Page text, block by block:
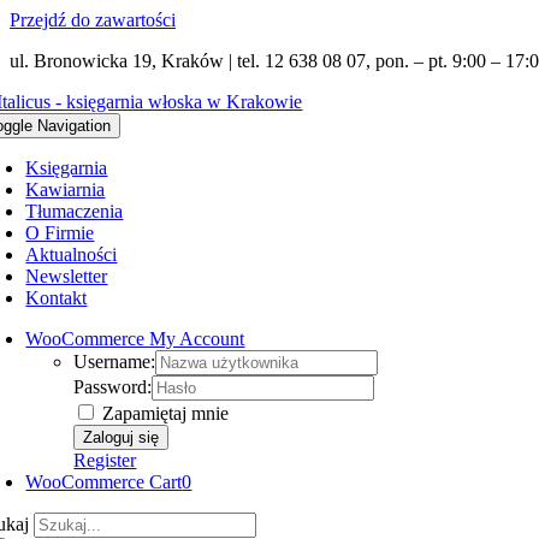
Przejdź do zawartości
ul. Bronowicka 19, Kraków | tel. 12 638 08 07, pon. – pt. 9:00 –
Navigation
Księgarnia
Kawiarnia
Tłumaczenia
O Firmie
Aktualności
Newsletter
Kontakt
WooCommerce My Account
Username:
Password:
Zapamiętaj mnie
Register
WooCommerce Cart0